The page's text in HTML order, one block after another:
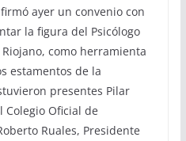
ayer un convenio con
la figura del Psicólogo
como herramienta
estamentos de la
presentes Pilar
Colegio Oficial de
Ruales, Presidente